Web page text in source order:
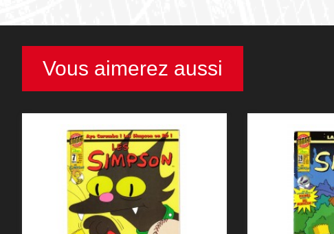
Vous aimerez aussi